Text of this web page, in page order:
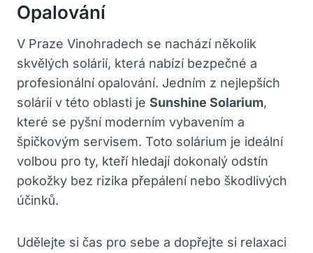
Opalování
V Praze⁢ Vinohradech se nachází několik
skvělých solárií, ⁣která nabízí⁤ bezpečné ⁢a
profesionální ‌opalování. Jedním‌ z nejlepších‍
solárií v této ⁣oblasti⁤ je​ Sunshine Solarium,
které se pyšní moderním vybavením a
špičkovým servisem.⁤ Toto solárium je ideální
volbou pro ​ty, kteří hledají dokonalý ⁣odstín‌
pokožky bez⁣ rizika ⁤přepálení nebo škodlivých
účinků.
Udělejte ‍si čas pro sebe ⁢a dopřejte si relaxaci